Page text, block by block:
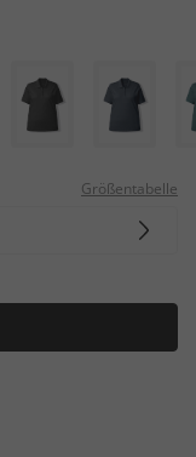
Größentabelle